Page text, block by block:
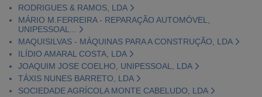
RODRIGUES & RAMOS, LDA
MÁRIO M.FERREIRA - REPARAÇÃO AUTOMÓVEL,
UNIPESSOAL...
MAQUISILVAS - MÁQUINAS PARA A CONSTRUÇÃO, LDA
ILÍDIO AMARAL COSTA, LDA
JOAQUIM JOSE COELHO, UNIPESSOAL, LDA
TÁXIS NUNES BARRETO, LDA
SOCIEDADE AGRÍCOLA MONTE CABELUDO, LDA